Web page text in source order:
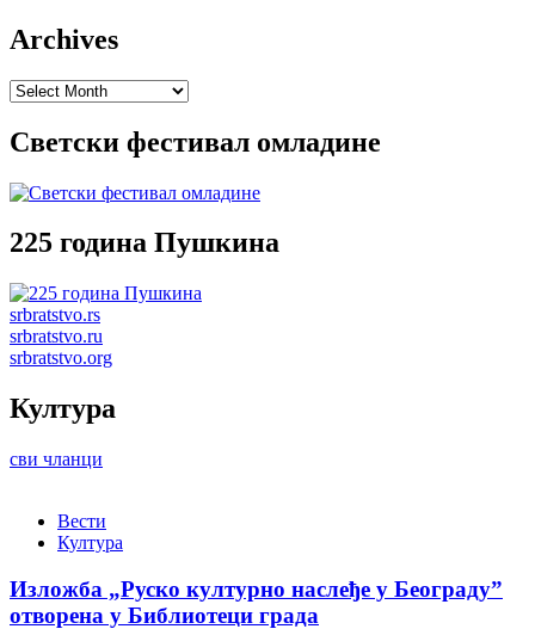
Archives
Archives
Светски фестивал омладине
225 година Пушкина
srbratstvo.rs
srbratstvo.ru
srbratstvo.org
Култура
сви чланци
Вести
Култура
Изложба „Руско културно наслеђе у Београду”
отворена у Библиотеци града